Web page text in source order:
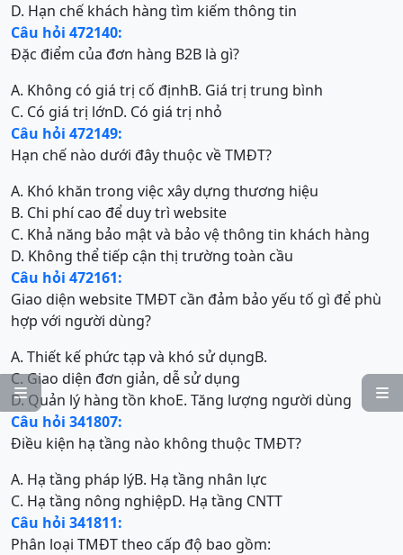


D. Hạn chế khách hàng tìm kiếm thông tin
Câu hỏi 472140:
Đặc điểm của đơn hàng B2B là gì?
A. Không có giá trị cố địnhB. Giá trị trung bình
C. Có giá trị lớnD. Có giá trị nhỏ
Câu hỏi 472149:
Hạn chế nào dưới đây thuộc về TMĐT?
A. Khó khăn trong việc xây dựng thương hiệu
B. Chi phí cao để duy trì website
C. Khả năng bảo mật và bảo vệ thông tin khách hàng
D. Không thể tiếp cận thị trường toàn cầu
Câu hỏi 472161:
Giao diện website TMĐT cần đảm bảo yếu tố gì để phù
hợp với người dùng?
A. Thiết kế phức tạp và khó sử dụngB.
C. Giao diện đơn giản, dễ sử dụng
D. Quản lý hàng tồn khoE. Tăng lượng người dùng
Câu hỏi 341807:
Điều kiện hạ tầng nào không thuộc TMĐT?
A. Hạ tầng pháp lýB. Hạ tầng nhân lực
C. Hạ tầng nông nghiệpD. Hạ tầng CNTT
Câu hỏi 341811:
Phân loại TMĐT theo cấp độ bao gồm: